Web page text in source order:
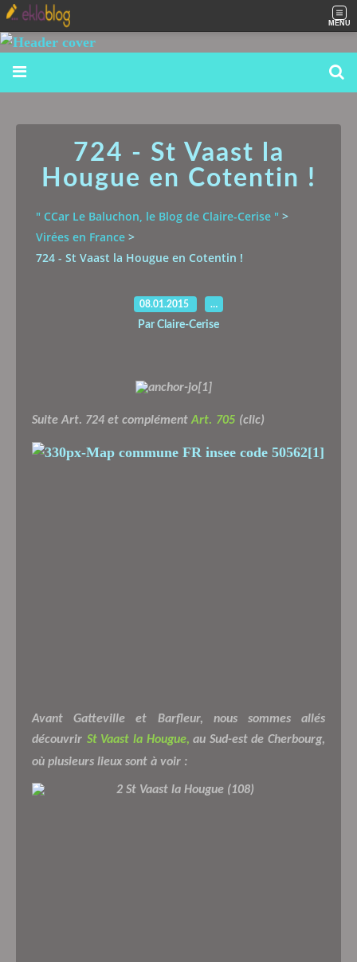
MENU
724 - St Vaast la
Hougue en Cotentin !
" CCar Le Baluchon, le Blog de Claire-Cerise " >
Virées en France >
724 - St Vaast la Hougue en Cotentin !
08.01.2015 …
Par Claire-Cerise
Suite Art. 724 et complément Art. 705 (clic)
Avant Gatteville et Barfleur, nous sommes allés
découvrir St Vaast la Hougue, au Sud-est de Cherbourg,
où plusieurs lieux sont à voir :